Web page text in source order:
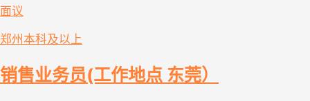
面议
郑州 本科及以上
销售业务员(工作地点 东莞）